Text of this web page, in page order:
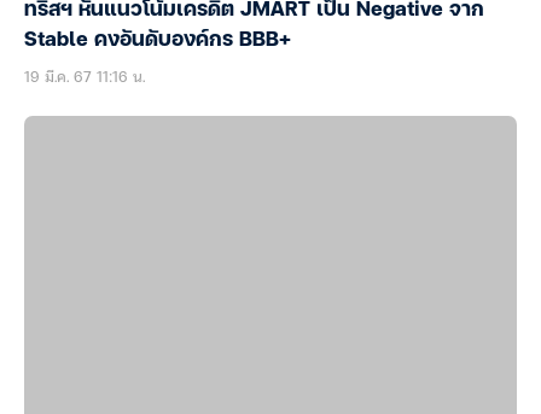
ทริสฯ หั่นแนวโน้มเครดิต JMART เป็น Negative จาก
Stable คงอันดับองค์กร BBB+
19 มี.ค. 67 11:16 น.